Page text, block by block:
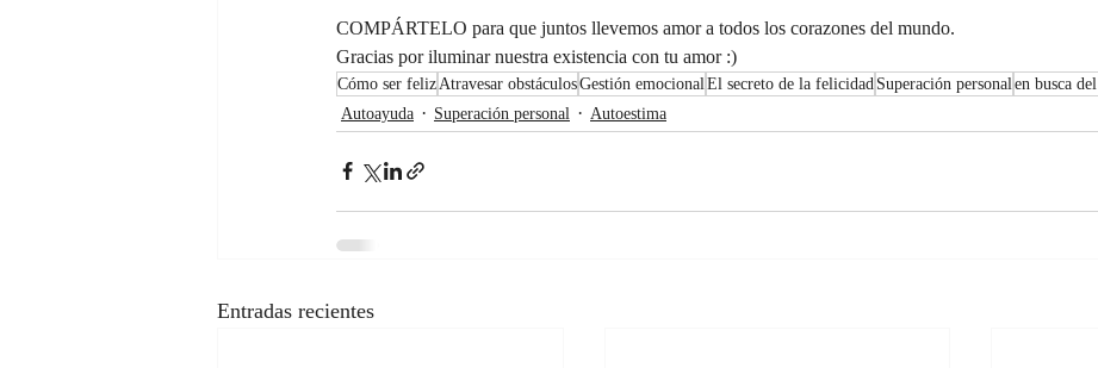
COMPÁRTELO para que juntos llevemos amor a todos los corazones del mundo.
Gracias por iluminar nuestra existencia con tu amor :)
Cómo ser feliz Atravesar obstáculosGestión emocional El secreto de la felicidad Superación personal en busca
Autoayuda
Superación personal Autoestima
Entradas recientes